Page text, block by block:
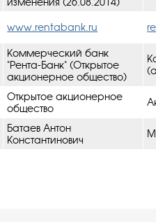
www.rentabank.ru
Коммерческий банк
"Рента-Банк" (Открытое
акционерное общество)
Открытое акционерное
общество
Батаев Антон
Константинович